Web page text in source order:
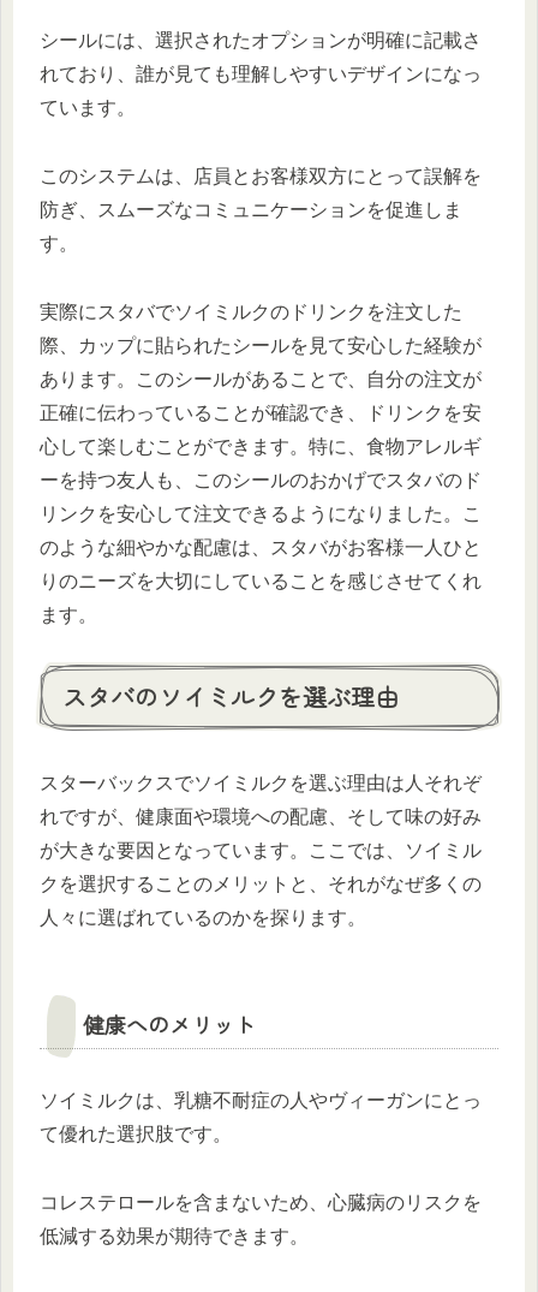
シールには、選択されたオプションが明確に記載さ
れており、誰が見ても理解しやすいデザインになっ
ています。
このシステムは、店員とお客様双方にとって誤解を
防ぎ、スムーズなコミュニケーションを促進しま
す。
実際にスタバでソイミルクのドリンクを注文した
際、カップに貼られたシールを見て安心した経験が
あります。このシールがあることで、自分の注文が
正確に伝わっていることが確認でき、ドリンクを安
心して楽しむことができます。特に、食物アレルギ
ーを持つ友人も、このシールのおかげでスタバのド
リンクを安心して注文できるようになりました。こ
のような細やかな配慮は、スタバがお客様一人ひと
りのニーズを大切にしていることを感じさせてくれ
ます。
スタバのソイミルクを選ぶ理由
スターバックスでソイミルクを選ぶ理由は人それぞ
れですが、健康面や環境への配慮、そして味の好み
が大きな要因となっています。ここでは、ソイミル
クを選択することのメリットと、それがなぜ多くの
人々に選ばれているのかを探ります。
健康へのメリット
ソイミルクは、乳糖不耐症の人やヴィーガンにとっ
て優れた選択肢です。
コレステロールを含まないため、心臓病のリスクを
低減する効果が期待できます。